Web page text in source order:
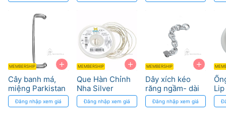
+
MEMBERSHIP
Cây banh má,
miệng Parkistan
Đăng nhập xem giá
+
MEMBERSHIP
Que Hàn Chỉnh
Nha Silver
Solder 0.5mm
Morelli
Đăng nhập xem giá
+
MEMBERSHIP
Dây xích kéo
răng ngầm- dài
1’’ Eyelet with
Chain Direct
Đăng nhập xem giá